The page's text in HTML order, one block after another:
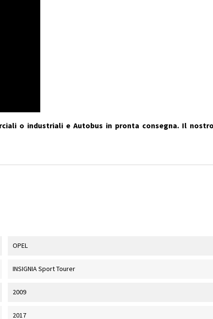
o industriali e Autobus in pronta consegna. Il
OPEL
INSIGNIA Sport Tourer
2009
2017